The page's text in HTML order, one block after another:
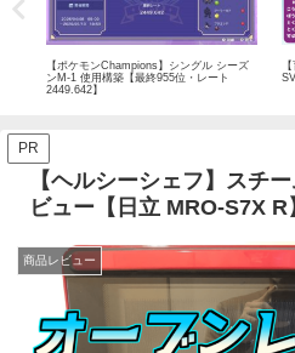
【ポケモンChampions】シングル シーズ
ンM-1 使用構築【最終955位・レート
2449.642】
SV
PR
【ヘルシーシェフ】スチ
ビュー【日立 MRO-S7X R
商品レビュー